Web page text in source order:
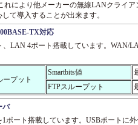
れにより他メーカーの無線LANクライ
て導入することが出来ます。
TX対応
、LAN 4ポート搭載しています。WAN/
ープット
Smartbits値
FTPスループット
バ
1ポート搭載しています。USBポートに